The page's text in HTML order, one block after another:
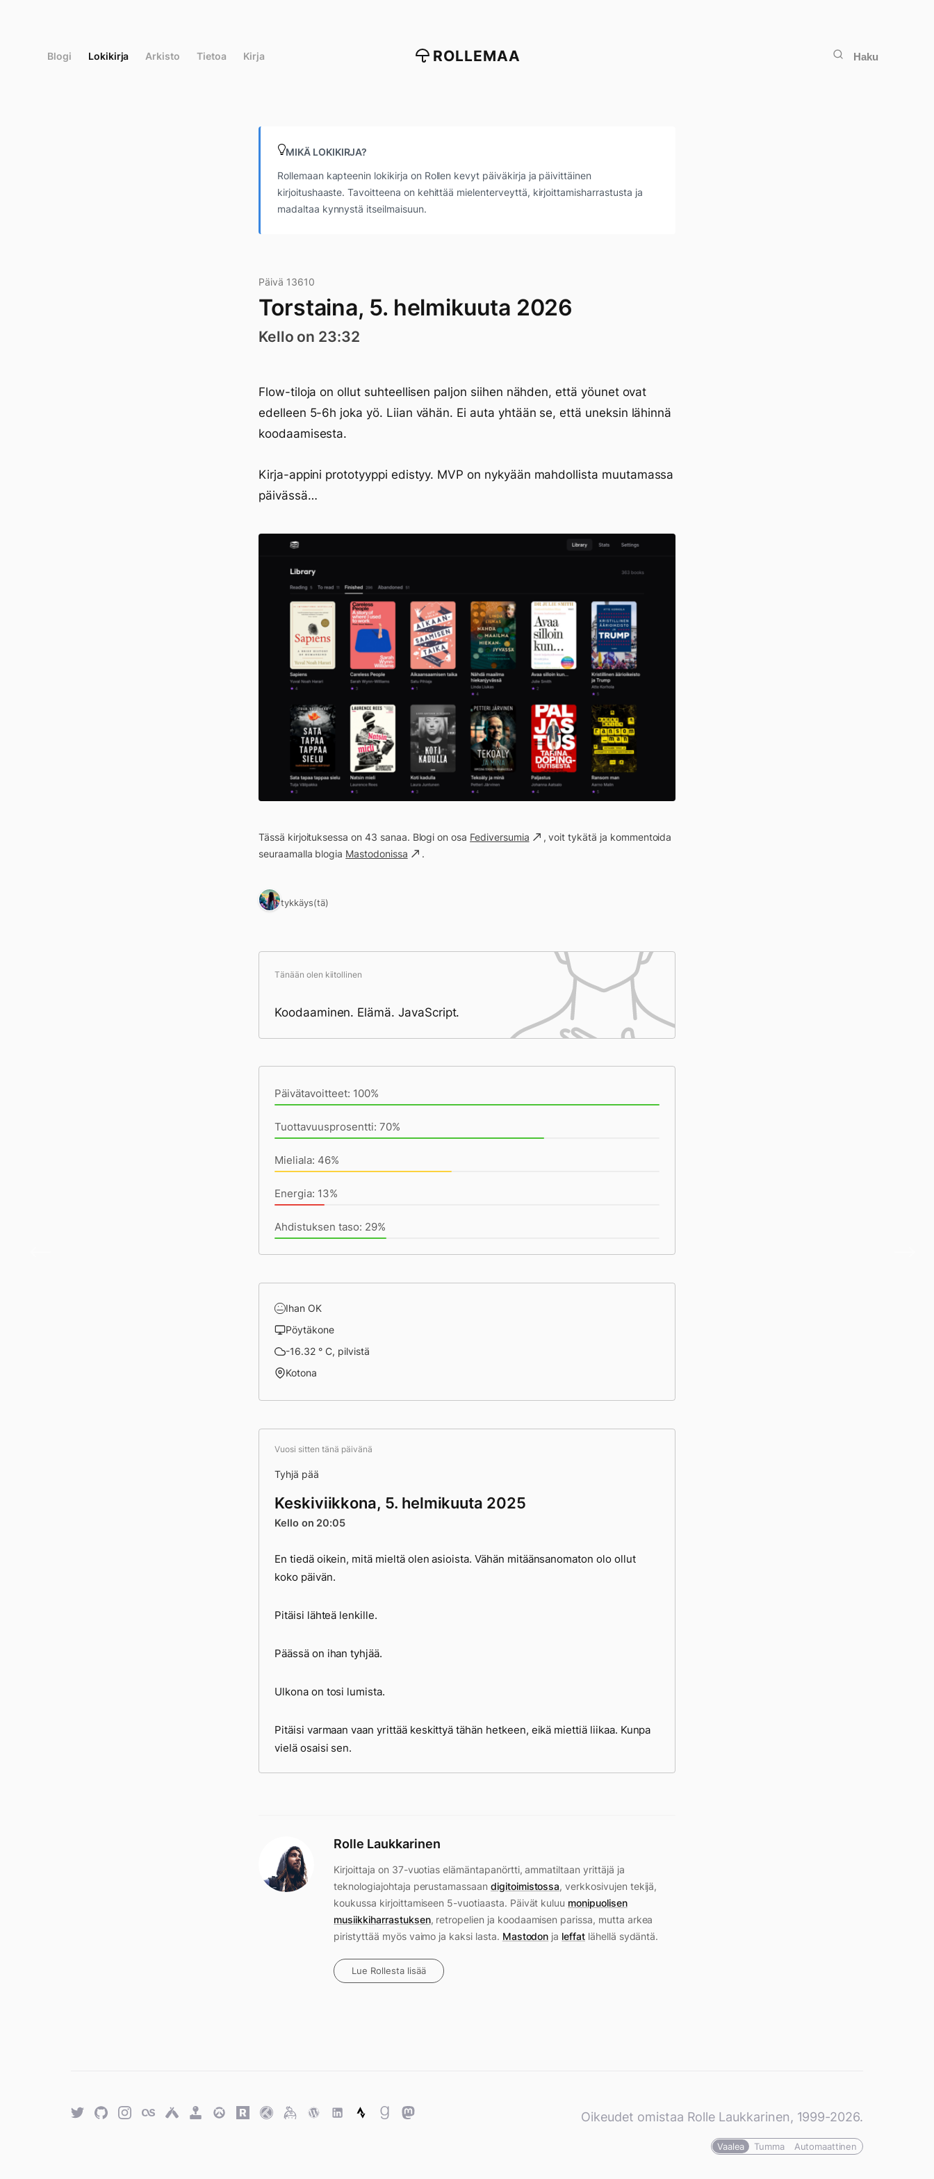
Blogi Lokikirja Arkisto Tietoa Kirja ROLLEMAA Haku
MIKÄ LOKIKIRJA?
Rollemaan kapteenin lokikirja on Rollen kevyt päiväkirja ja päivittäinen
kirjoitushaaste. Tavoitteena on kehittää mielenterveyttä, kirjoittamisharrastusta ja
madaltaa kynnystä itseilmaisuun.
Päivä 13610
Torstaina, 5. helmikuuta 2026
Kello on 23:32
Flow-tiloja on ollut suhteellisen paljon siihen nähden, että yöunet ovat
edelleen 5-6h joka yö. Liian vähän. Ei auta yhtään se, että uneksin lähinnä
koodaamisesta.
Kirja-appini prototyyppi edistyy. MVP on nykyään mahdollista muutamassa
päivässä…
Tässä kirjoituksessa on 43 sanaa. Blogi on osa Fediversumia
, voit tykätä ja kommentoida
seuraamalla blogia Mastodonissa .
1 tykkäys(tä)
Tänään olen kiitollinen
Koodaaminen. Elämä. JavaScript.
Päivätavoitteet: 100%
Tuottavuusprosentti: 70%
Mieliala: 46%
Energia: 13%
Ahdistuksen taso: 29%
Ihan OK
Pöytäkone
-16.32 ° C, pilvistä
Kotona
Vuosi sitten tänä päivänä
Tyhjä pää
Keskiviikkona, 5. helmikuuta 2025
Kello on 20:05
En tiedä oikein, mitä mieltä olen asioista. Vähän mitäänsanomaton olo ollut
koko päivän.
Pitäisi lähteä lenkille.
Päässä on ihan tyhjää.
Ulkona on tosi lumista.
Pitäisi varmaan vaan yrittää keskittyä tähän hetkeen, eikä miettiä liikaa. Kunpa
vielä osaisi sen.
Rolle Laukkarinen
Kirjoittaja on 37-vuotias elämäntapanörtti, ammatiltaan yrittäjä ja
teknologiajohtaja perustamassaan digitoimistossa, verkkosivujen tekijä,
koukussa kirjoittamiseen 5-vuotiaasta. Päivät kuluu monipuolisen
musiikkiharrastuksen, retropelien ja koodaamisen parissa, mutta arkea
piristyttää myös vaimo ja kaksi lasta. Mastodon ja leffatlähellä sydäntä.
Lue Rollesta lisää
Päivä 13611
TwitterGitHubTwitterLast.fmUntappd
RetroOverwatch
Rawg.ioTraktKeybaseWordPress
WordPress
StravaGoodreads
Mastodon Oikeudet omistaa Rolle Laukkarinen, 1999-2026.
Vaalea Tumma Automaattinen